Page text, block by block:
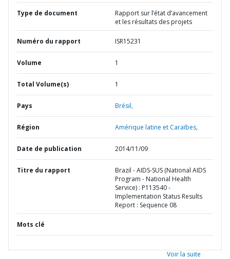
Type de document
Rapport sur l’état d’avancement
et les résultats des projets
Numéro du rapport ISR15231
Volume 1
Total Volume(s) 1
Pays Brésil,
Région Amérique latine et Caraïbes,
Date de publication 2014/11/09
Titre du rapport
Brazil - AIDS-SUS (National AIDS
Program - National Health
Service) : P113540 -
Implementation Status Results
Report : Sequence 08
Mots clé
Voir la suite